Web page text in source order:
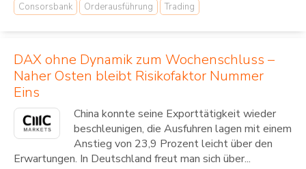
Consorsbank Orderausführung Trading
DAX ohne Dynamik zum Wochenschluss –
Naher Osten bleibt Risikofaktor Nummer
Eins
China konnte seine Exporttätigkeit wieder
beschleunigen, die Ausfuhren lagen mit einem
Anstieg von 23,9 Prozent leicht über den
Erwartungen. In Deutschland freut man sich über...